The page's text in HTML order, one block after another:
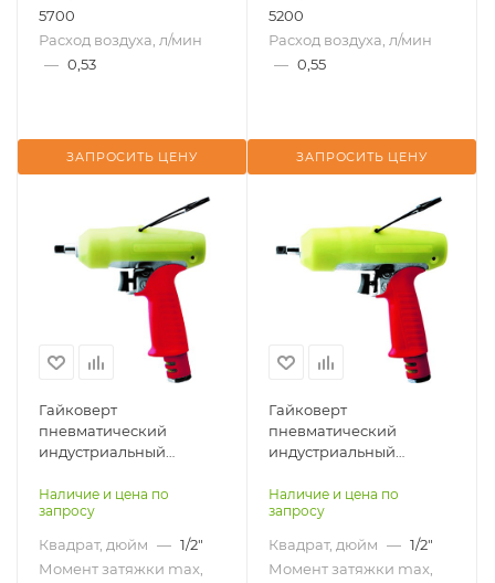
5700
Расход воздуха, л/мин
— 0,53
ЗАПРОСИТЬ ЦЕНУ
5200
Расход воздуха, л/мин
— 0,55
ЗАПРОСИТЬ ЦЕНУ
Гайковерт
пневматический
индустриальный
импульсный AIRPRO
AOB130P-W
Наличие и цена по
запросу
Квадрат, дюйм — 1/2"
Момент затяжки max,
Гайковерт
пневматический
индустриальный
импульсный AIRPRO
AOB150P-W
Наличие и цена по
запросу
Квадрат, дюйм — 1/2"
Момент затяжки max,